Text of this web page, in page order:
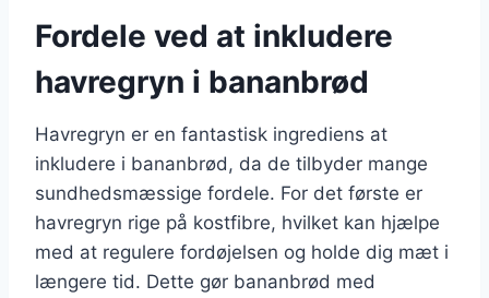
Fordele ved at inkludere
havregryn i bananbrød
Havregryn er en fantastisk ingrediens at
inkludere i bananbrød, da de tilbyder mange
sundhedsmæssige fordele. For det første er
havregryn rige på kostfibre, hvilket kan hjælpe
med at regulere fordøjelsen og holde dig mæt i
længere tid. Dette gør bananbrød med